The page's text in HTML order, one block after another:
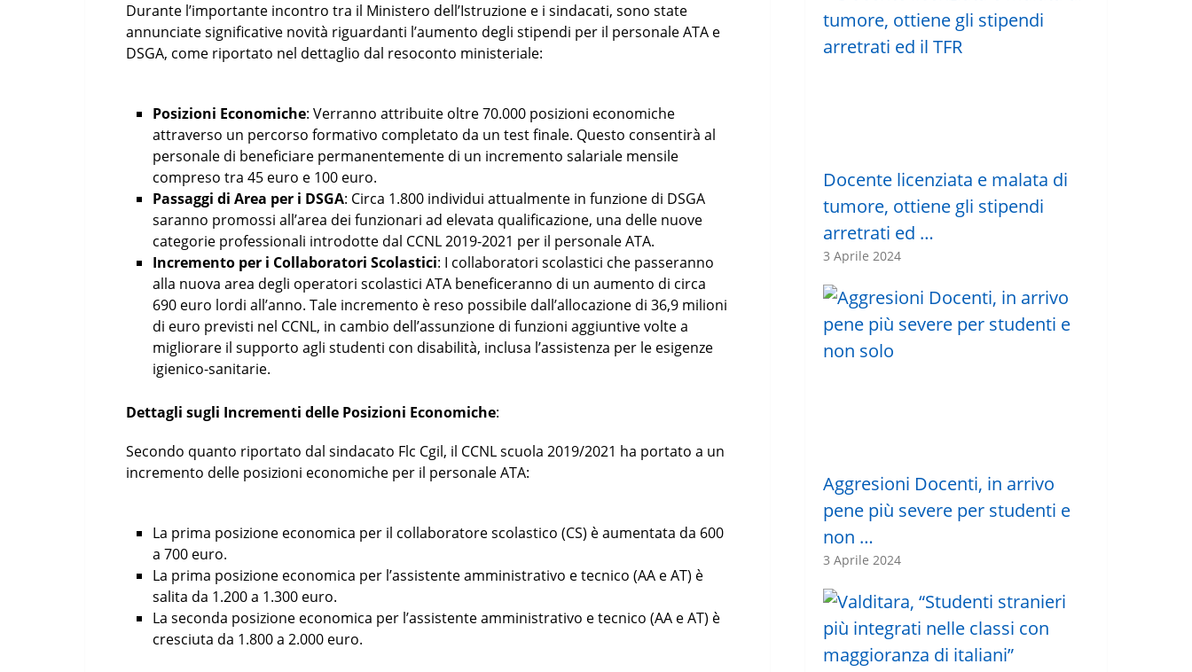
Durante l’importante incontro tra il Ministero dell’Istruzione e i sindacati, sono state
annunciate significative novità riguardanti l’aumento degli stipendi per il personale ATA e
DSGA, come riportato nel dettaglio dal resoconto ministeriale:
Posizioni Economiche: Verranno attribuite oltre 70.000 posizioni economiche
attraverso un percorso formativo completato da un test finale. Questo consentirà al
personale di beneficiare permanentemente di un incremento salariale mensile
compreso tra 45 euro e 100 euro.
Passaggi di Area per i DSGA: Circa 1.800 individui attualmente in funzione di DSGA
saranno promossi all’area dei funzionari ad elevata qualificazione, una delle nuove
categorie professionali introdotte dal CCNL 2019-2021 per il personale ATA.
Incremento per i Collaboratori Scolastici: I collaboratori scolastici che passeranno
alla nuova area degli operatori scolastici ATA beneficeranno di un aumento di circa
690 euro lordi all’anno. Tale incremento è reso possibile dall’allocazione di 36,9 milioni
di euro previsti nel CCNL, in cambio dell’assunzione di funzioni aggiuntive volte a
migliorare il supporto agli studenti con disabilità, inclusa l’assistenza per le esigenze
igienico-sanitarie.
Dettagli sugli Incrementi delle Posizioni Economiche:
Secondo quanto riportato dal sindacato Flc Cgil, il CCNL scuola 2019/2021 ha portato a un
incremento delle posizioni economiche per il personale ATA:
La prima posizione economica per il collaboratore scolastico (CS) è aumentata da 600
a 700 euro.
La prima posizione economica per l’assistente amministrativo e tecnico (AA e AT) è
salita da 1.200 a 1.300 euro.
La seconda posizione economica per l’assistente amministrativo e tecnico (AA e AT) è
cresciuta da 1.800 a 2.000 euro.
Docente licenziata e malata di
tumore, ottiene gli stipendi
arretrati ed …
3 Aprile 2024
Aggresioni Docenti, in arrivo
pene più severe per studenti e
non …
3 Aprile 2024